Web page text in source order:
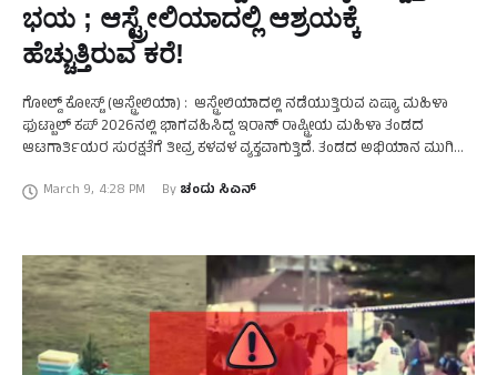
ಭಯ ; ಆಸ್ಟ್ರೇಲಿಯಾದಲ್ಲಿ ಆಶ್ರಯಕ್ಕೆ
ಹೆಚ್ಚುತ್ತಿರುವ ಕರೆ!
ಗೋಲ್ಡ್ ಕೋಸ್ಟ್ (ಆಸ್ಟ್ರೇಲಿಯಾ) : ಆಸ್ಟ್ರೇಲಿಯಾದಲ್ಲಿ ನಡೆಯುತ್ತಿರುವ ಏಷ್ಯಾ ಮಹಿಳಾ
ಫುಟ್ಬಾಲ್ ಕಪ್ 2026ನಲ್ಲಿ ಭಾಗವಹಿಸಿದ್ದ ಇರಾನ್ ರಾಷ್ಟ್ರೀಯ ಮಹಿಳಾ ತಂಡದ
ಆಟಗಾರ್ತಿಯರ ಸುರಕ್ಷತೆಗೆ ತೀವ್ರ ಕಳವಳ ವ್ಯಕ್ತವಾಗುತ್ತಿದೆ. ತಂಡದ ಅಭಿಯಾನ ಮುಗಿದ
March 9, 4:28 PM By ಚಂದು ಸಿಎನ್